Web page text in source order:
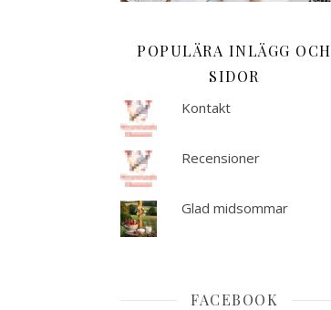
POPULÄRA INLÄGG OCH
SIDOR
Kontakt
Recensioner
Glad midsommar
FACEBOOK